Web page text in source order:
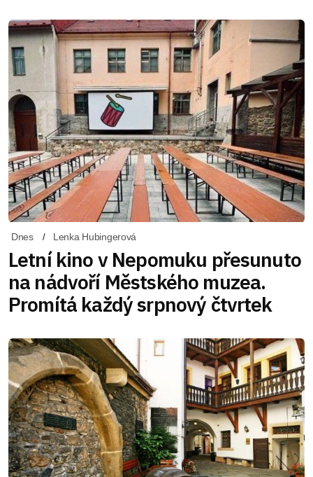
Dnes Lenka Hubingerová
Letní kino v Nepomuku přesunuto
na nádvoří Městského muzea.
Promítá každý srpnový čtvrtek